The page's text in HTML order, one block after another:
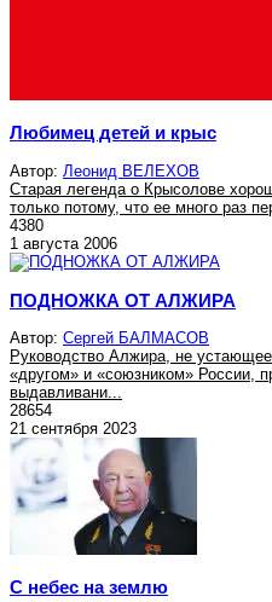
Любимец детей и крыс
Автор: Леонид ВЕЛЕХОВ
Старая легенда о Крысолове
только потому, что ее много раз
4380
1 августа 2006
ПОДНОЖКА ОТ АЛЖИРА
Автор: Сергей БАЛМАСОВ
Руководство Алжира, не
«другом» и «союзником» России,
выдавливани...
28654
21 сентября 2023
С небес на землю